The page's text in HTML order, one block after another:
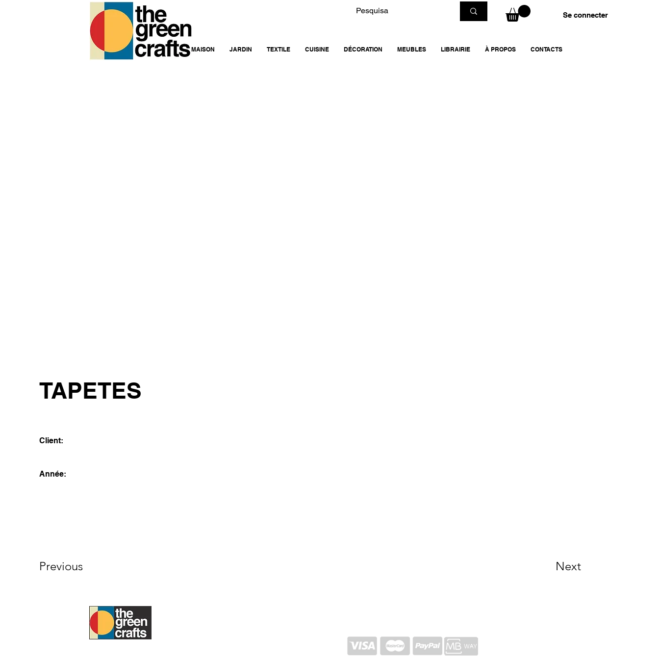
MAISON JARDIN TEXTILE CUISINE DÉCORATION MEUBLES LIBRAIRIE À PROPOS CONTACTS
Se connecter
TAPETES
Client:
Année:
Previous Next